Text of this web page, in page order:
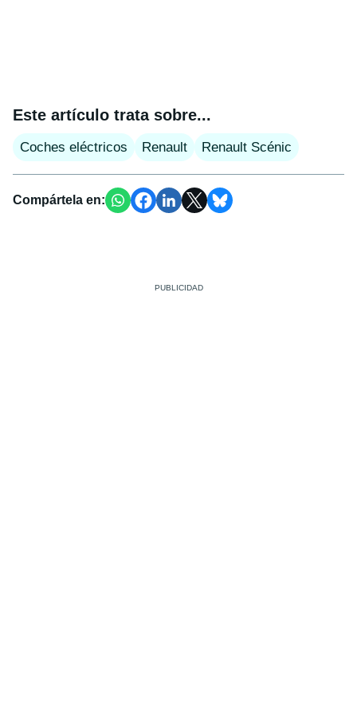
Este artículo trata sobre...
Coches eléctricos Renault Renault Scénic
Compártela en: